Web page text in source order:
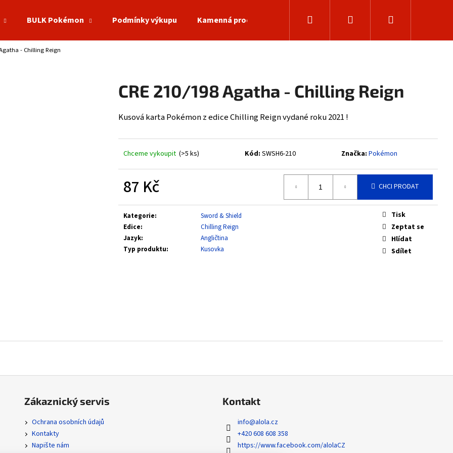
BULK Pokémon Podmínky výkupu Kamenná prodejna Přihlášení
- Chilling Reign
CRE 210/198 Agatha - Chilling Reign
Kusová karta Pokémon z edice Chilling Reign vydané roku 2021 !
Chceme vykoupit (>5 ks) Kód: SWSH6-210 Značka: Pokémon
87 Kč
cena:
CHCI PRODAT
Kategorie:
Sword & Shield
Edice:
Chilling Reign
Jazyk:
Angličtina
Typ produktu: Kusovka
Tisk
Zeptat se
Hlídat
Sdílet
Co potřebujete najít?
HLEDAT
Následující
SVP 051 SNORLAX - BLACK STAR PROMOS
POR 104/088 MEGA ZYGARDE EX - PERFECT
112 Kč
Zákaznický servis
Ochrana osobních údajů
Kontakty
Napište nám
Kontakt
info@alola.cz
+420 608 608 358
https://www.facebook.com/alolaCZ